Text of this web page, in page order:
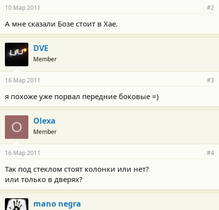
н
с
т
и
:
10 Мар 2011 #2
А мне сказали Бозе стоит в Хае.
DVE
Member
16 Мар 2011 #3
я похоже уже порвал передние боковые =)
O Olexa
Member
16 Мар 2011 #4
Так под стеклом стоят колонки или нет?
или только в дверях?
mano negra